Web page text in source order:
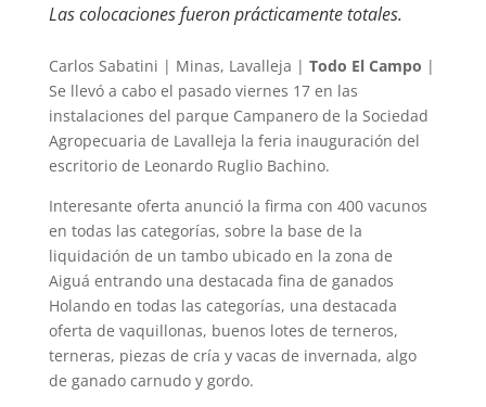
Las colocaciones fueron prácticamente totales.
Carlos Sabatini | Minas, Lavalleja | Todo El Campo |
Se llevó a cabo el pasado viernes 17 en las
instalaciones del parque Campanero de la Sociedad
Agropecuaria de Lavalleja la feria inauguración del
escritorio de Leonardo Ruglio Bachino.
Interesante oferta anunció la firma con 400 vacunos
en todas las categorías, sobre la base de la
liquidación de un tambo ubicado en la zona de
Aiguá entrando una destacada fina de ganados
Holando en todas las categorías, una destacada
oferta de vaquillonas, buenos lotes de terneros,
terneras, piezas de cría y vacas de invernada, algo
de ganado carnudo y gordo.